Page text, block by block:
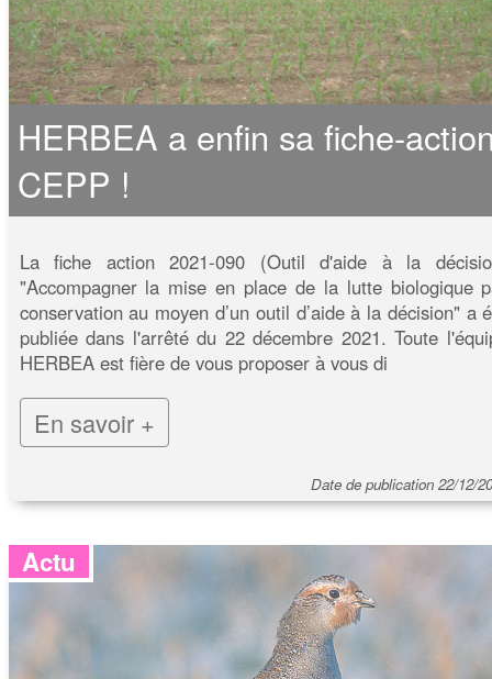
HERBEA a enfin sa fiche-
CEPP !
La fiche action 2021-090 (Outil d'aide à la
"Accompagner la mise en place de la lutte biologique
conservation au moyen d’un outil d’aide à la décision" a
publiée dans l'arrêté du 22 décembre 2021. Toute
HERBEA est fière de vous proposer à vous di
En savoir +
Date de publication 22/12/
Actu